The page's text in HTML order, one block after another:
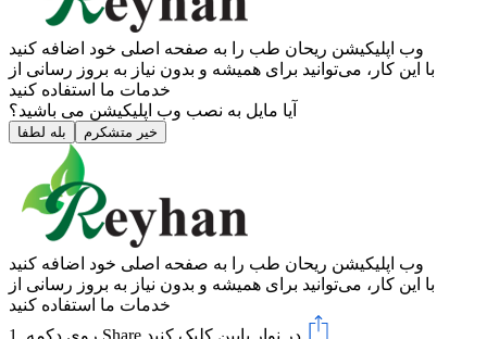
وب ‌اپلیکیشن ریحان طب را به صفحه اصلی خود اضافه کنید
با این کار، می‌توانید برای همیشه و بدون نیاز به بروز ‌رسانی از
خدمات ما استفاده کنید
آیا مایل به نصب وب اپلیکیشن می باشید؟
بله لطفا خیر متشکرم
وب ‌اپلیکیشن ریحان طب را به صفحه اصلی خود اضافه کنید
با این کار، می‌توانید برای همیشه و بدون نیاز به بروز ‌رسانی از
خدمات ما استفاده کنید